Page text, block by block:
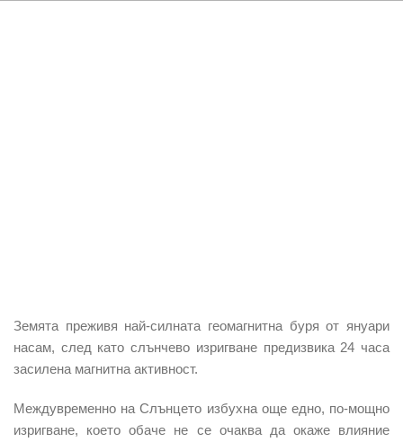
Земята преживя най-силната геомагнитна буря от януари
насам, след като слънчево изригване предизвика 24 часа
засилена магнитна активност.
Междувременно на Слънцето избухна още едно, по-мощно
изригване, което обаче не се очаква да окаже влияние